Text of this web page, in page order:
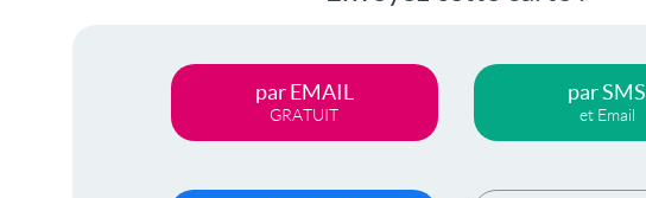
par EMAIL
GRATUIT
par SMS
et Email